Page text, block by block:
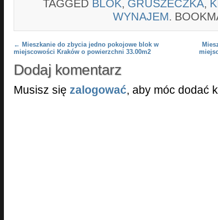
TAGGED BLOK, GRUSZECZKA,
WYNAJEM.
Post navigation
← Mieszkanie do zbycia jedno pokojowe blok w
miejscowości Kraków o powierzchni 33.00m2
Dodaj komentarz
Musisz się zalogować, aby móc dodać